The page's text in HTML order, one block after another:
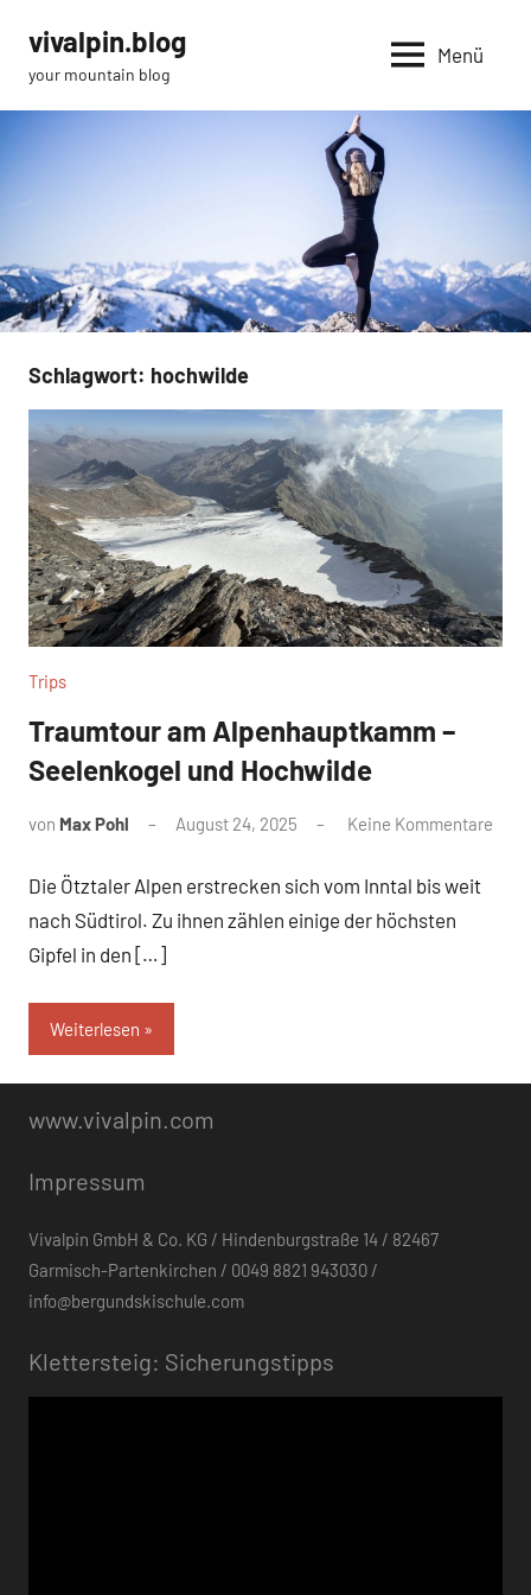
Inhalt
springen
vivalpin.blog
your mountain blog
Menü
Schlagwort: hochwilde
Trips
Traumtour am Alpenhauptkamm –
Seelenkogel und Hochwilde
von Max Pohl August 24, 2025 Keine Kommentare
Die Ötztaler Alpen erstrecken sich vom Inntal bis weit
nach Südtirol. Zu ihnen zählen einige der höchsten
Gipfel in den […]
Weiterlesen
www.vivalpin.com
Impressum
Vivalpin GmbH & Co. KG / Hindenburgstraße 14 / 82467
Garmisch-Partenkirchen / 0049 8821 943030 /
info@bergundskischule.com
Klettersteig: Sicherungstipps